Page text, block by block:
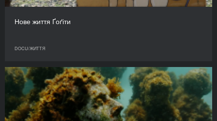
Нове життя Ґоґіти
DOCU/ЖИТТЯ